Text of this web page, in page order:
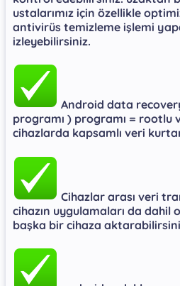
ustalarımız için özellikle
antivirüs temizleme işlemi
izleyebilirsiniz.​
Android data
programı ) programı = rootlu
cihazlarda kapsamlı veri
Cihazlar arası veri
cihazın uygulamaları da dahil
başka bir cihaza